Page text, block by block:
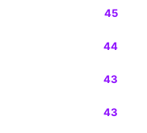
45
44
43
43